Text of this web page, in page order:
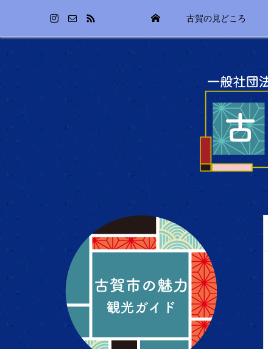
古賀の見どころ